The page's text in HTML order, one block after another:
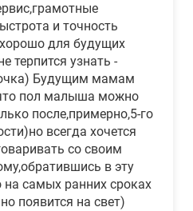
и точность
для будущих
терпится узнать -
Будущим мамам
пол малыша можно
после,примерно,5-го
всегда хочется
со своим
в эту
самых ранних сроках
появится на свет)